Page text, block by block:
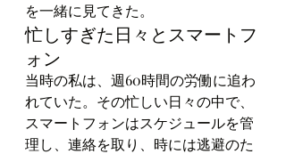
を一緒に見てきた。
忙しすぎた日々とスマートフ
ォン
当時の私は、週60時間の労働に追わ
れていた。その忙しい日々の中で、
スマートフォンはスケジュールを管
理し、連絡を取り、時には逃避のた